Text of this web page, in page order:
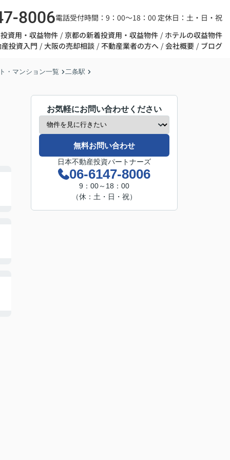
8006電話受付時間：9：00～18：00 定休日：土・日・祝
資用・収益物件
京都の新着投資用・収益物件
ホテルの収益物件
投資入門
大阪の売却相談 不動産業者の方へ 会社概要 ブログ
・マンション一覧 二条駅
お気軽にお問い合わせください
無料お問い合わせ
日本不動産投資パートナーズ
06-6147-8006
9：00～18：00
（休：土・日・祝）